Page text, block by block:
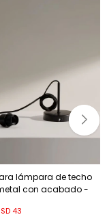
lámpara de techo
con acabado -
43